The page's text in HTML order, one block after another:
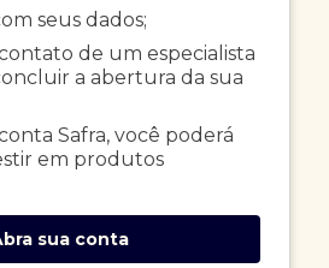
seus dados;
de um especialista
a abertura da sua
Safra, você poderá
em produtos
sua conta